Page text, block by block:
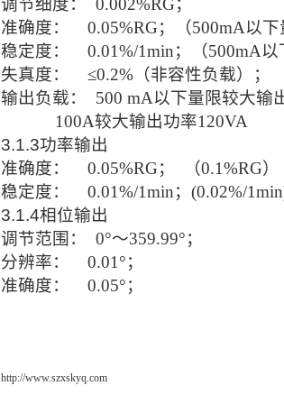
调节细度：
0.002%RG；
准确度：
0.05%RG；（500mA以下
稳定度：
0.01%/1min；（500mA以
失真度：
≤0.2%（非容性负载）；
输出负载：
500 mA以下量限较大
100A较大输出功率120VA
3.1.3功率输出
准确度：
0.05%RG； （0.1%RG）
稳定度：
0.01%/1min；(0.02%/
3.1.4相位输出
调节范围：
0°～359.99°；
分辨率：
0.01°；
准确度：
0.05°；
http://www.szxskyq.com